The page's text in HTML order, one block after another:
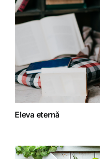
Detoxifiere
Fără categorie
Fitoterapie
Eleva eternă